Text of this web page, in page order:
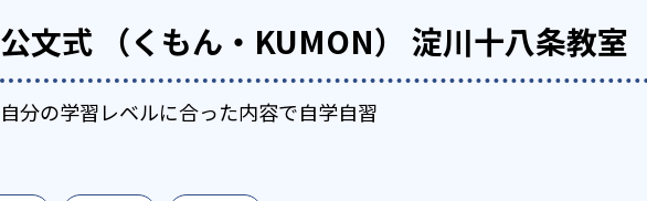
公文式 （くもん・KUMON） 淀川十八条教室
自分の学習レベルに合った内容で自学自習